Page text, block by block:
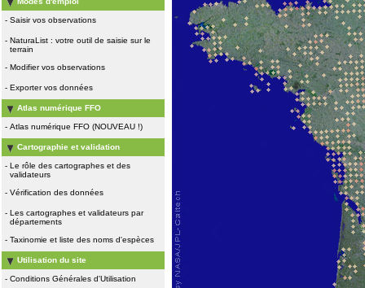
- Saisir vos observations
- NaturaList : votre outil de saisie sur le
terrain
- Modifier vos observations
- Exporter vos données
Atlas numérique FFO
- Atlas numérique FFO (NOUVEAU !)
Cartographie et validation
- Le rôle des cartographes et des
validateurs
- Vérification des données
- Les cartographes et validateurs par
départements
- Taxinomie et liste des noms d'espèces
Utilisation du site
- Conditions Générales d'Utilisation